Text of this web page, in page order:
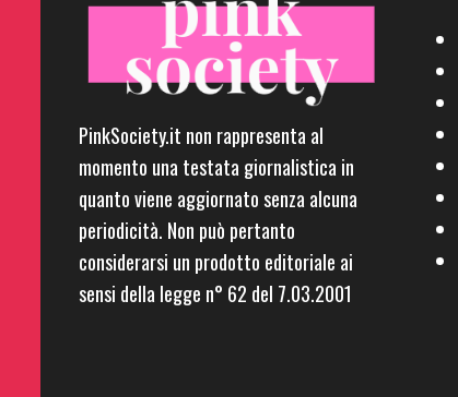
PinkSociety.it non rappresenta al
momento una testata giornalistica in
quanto viene aggiornato senza alcuna
periodicità. Non può pertanto
considerarsi un prodotto editoriale ai
sensi della legge n° 62 del 7.03.2001